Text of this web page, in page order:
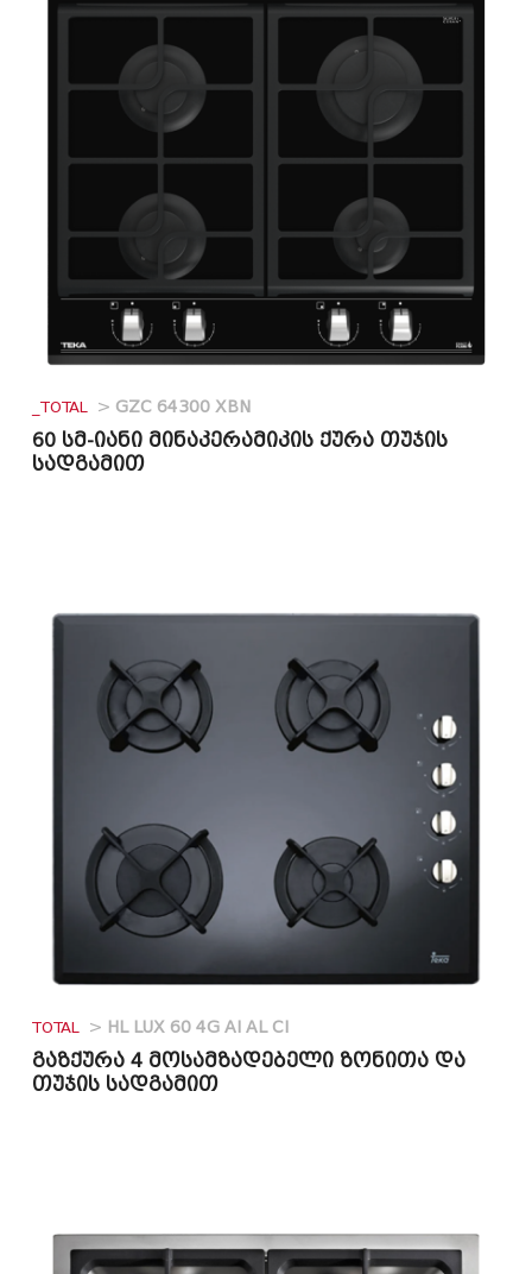
_TOTAL > GZC 64300 XBN
60 სმ-იანი მინაკერამიკის ქურა თუჯის
სადგამით
TOTAL > HL LUX 60 4G AI AL CI
გაზქურა 4 მოსამზადებელი ზონითა და
თუჯის სადგამით